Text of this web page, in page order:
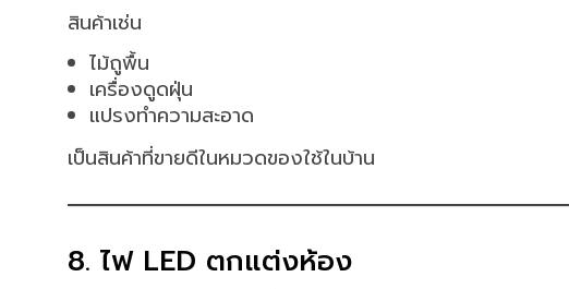
สินค้าเช่น
ไม้ถูพื้น
เครื่องดูดฝุ่น
แปรงทำความสะอาด
เป็นสินค้าที่ขายดีในหมวดของใช้ในบ้าน
8. ไฟ LED ตกแต่งห้อง